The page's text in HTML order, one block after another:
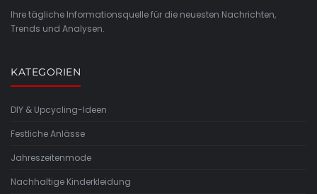
Ihre tägliche Informationsquelle für die neuesten Nachrichten,
Trends und Analysen.
KATEGORIEN
DIY & Upcycling-Ideen
Festliche Anlässe
Jahreszeitenmode
Nachhaltige Kinderkleidung